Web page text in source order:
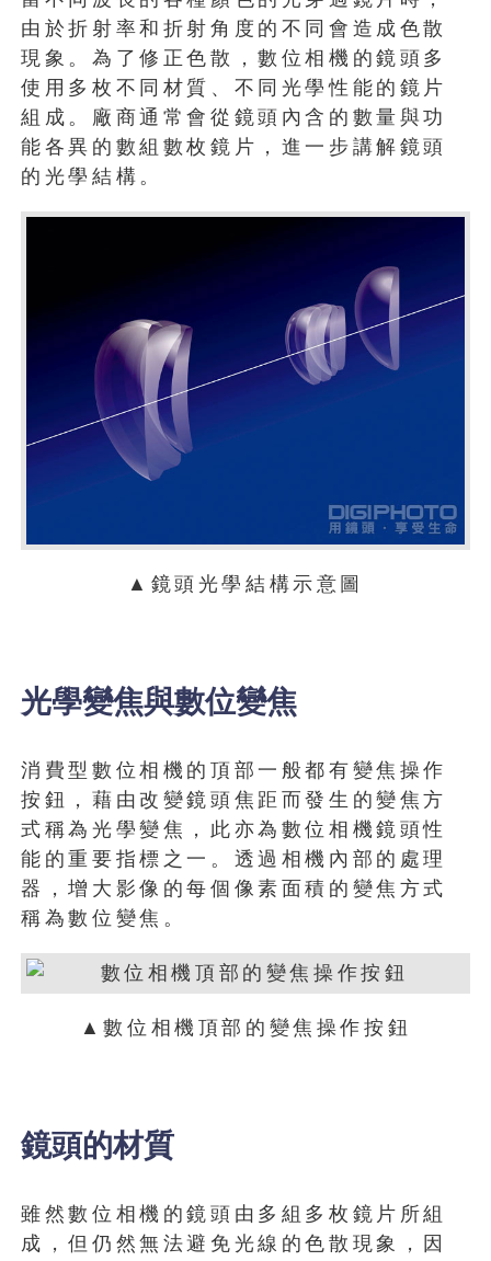
由於折射率和折射角度的不同會造成色散
現象。為了修正色散，數位相機的鏡頭多
使用多枚不同材質、不同光學性能的鏡片
組成。廠商通常會從鏡頭內含的數量與功
能各異的數組數枚鏡片，進一步講解鏡頭
的光學結構。
▲鏡頭光學結構示意圖
光學變焦與數位變焦
消費型數位相機的頂部一般都有變焦操作
按鈕，藉由改變鏡頭焦距而發生的變焦方
式稱為光學變焦，此亦為數位相機鏡頭性
能的重要指標之一。透過相機內部的處理
器，增大影像的每個像素面積的變焦方式
稱為數位變焦。
▲數位相機頂部的變焦操作按鈕
鏡頭的材質
雖然數位相機的鏡頭由多組多枚鏡片所組
成，但仍然無法避免光線的色散現象，因